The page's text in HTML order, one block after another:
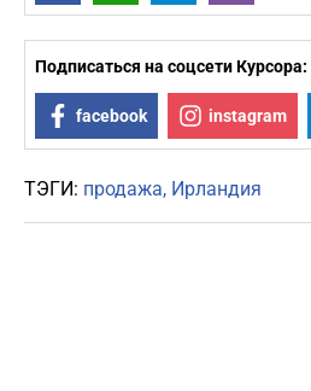
Подписаться на соцсети Курсора:
facebook instagram
ТЭГИ: продажа Ирландия